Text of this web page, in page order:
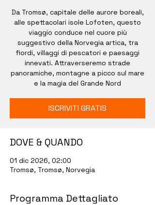
Da Tromsø, capitale delle aurore boreali,
alle spettacolari isole Lofoten, questo
viaggio conduce nel cuore più
suggestivo della Norvegia artica, tra
fiordi, villaggi di pescatori e paesaggi
innevati. Attraverseremo strade
panoramiche, montagne a picco sul mare
e la magia del Grande Nord
ISCRIVITI GRATIS
DOVE & QUANDO
01 dic 2026, 02:00
Tromsø, Tromsø, Norvegia
Programma Dettagliato